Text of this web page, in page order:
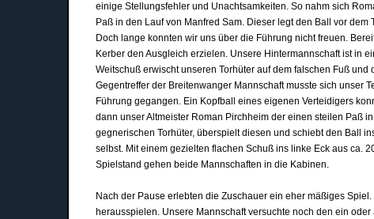
einige Stellungsfehler und Unachtsamkeiten. So nahm sich
Paß in den Lauf von Manfred Sam. Dieser legt den Ball vor
Doch lange konnten wir uns über die Führung nicht freuen.
Kerber den Ausgleich erzielen. Unsere Hintermannschaft ist in
Weitschuß erwischt unseren Torhüter auf dem falschen Fuß
Gegentreffer der Breitenwanger Mannschaft musste sich unser
Führung gegangen. Ein Kopfball eines eigenen Verteidigers
dann unser Altmeister Roman Pirchheim der einen steilen Paß
gegnerischen Torhüter, überspielt diesen und schiebt den Ball
selbst. Mit einem gezielten flachen Schuß ins linke Eck aus ca.
Spielstand gehen beide Mannschaften in die Kabinen.
Nach der Pause erlebten die Zuschauer ein eher mäßiges
herausspielen. Unsere Mannschaft versuchte noch den ein